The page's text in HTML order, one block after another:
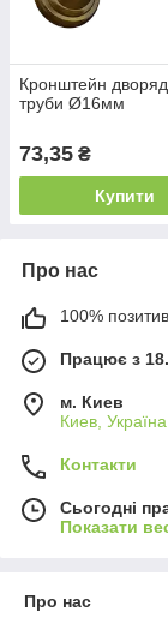
Кронштейн
труби Ø16мм
73,35 ₴
Купити
Про нас
100%
Працює з
м. Киев
Киев, Україна
Контакти
Сьогодні
Показати
Про нас